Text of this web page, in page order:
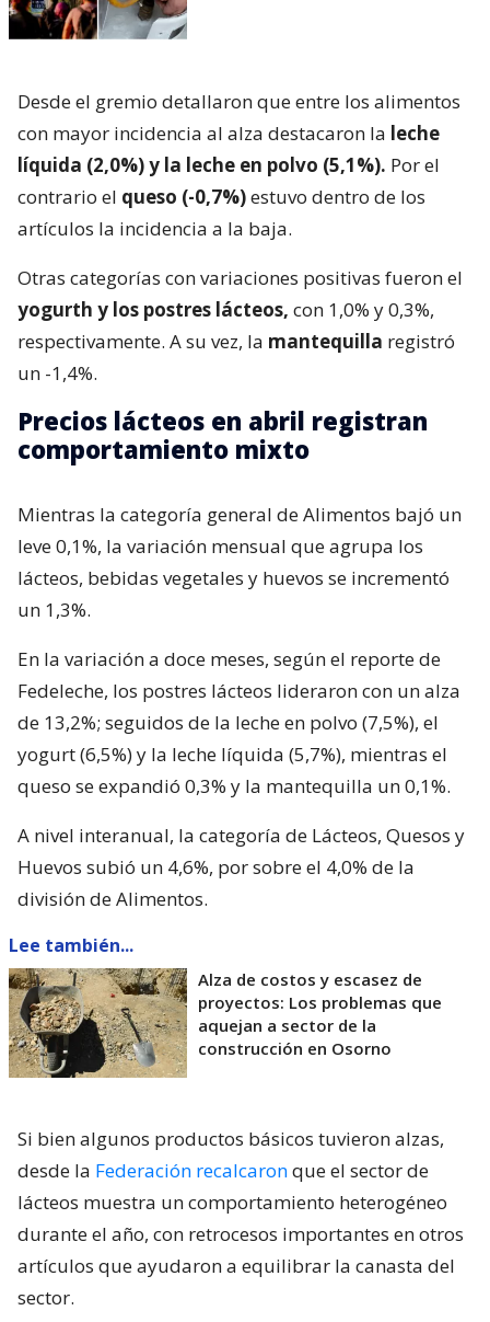
Desde el gremio detallaron que entre los alimentos
con mayor incidencia al alza destacaron la leche
líquida (2,0%) y la leche en polvo (5,1%). Por el
contrario el queso (-0,7%)estuvo dentro de los
artículos la incidencia a la baja.
Otras categorías con variaciones positivas fueron el
yogurth y los postres lácteos, con 1,0% y 0,3%,
respectivamente. A su vez, la mantequilla registró
un -1,4%.
Precios lácteos en abril registran
comportamiento mixto
Mientras la categoría general de Alimentos bajó un
leve 0,1%, la variación mensual que agrupa los
lácteos, bebidas vegetales y huevos se incrementó
un 1,3%.
En la variación a doce meses, según el reporte de
Fedeleche, los postres lácteos lideraron con un alza
de 13,2%; seguidos de la leche en polvo (7,5%), el
yogurt (6,5%) y la leche líquida (5,7%), mientras el
queso se expandió 0,3% y la mantequilla un 0,1%.
A nivel interanual, la categoría de Lácteos, Quesos y
Huevos subió un 4,6%, por sobre el 4,0% de la
división de Alimentos.
Lee también...
Alza de costos y escasez de
proyectos: Los problemas que
aquejan a sector de la
construcción en Osorno
Si bien algunos productos básicos tuvieron alzas,
desde la Federación recalcaronque el sector de
lácteos muestra un comportamiento heterogéneo
durante el año, con retrocesos importantes en otros
artículos que ayudaron a equilibrar la canasta del
sector.